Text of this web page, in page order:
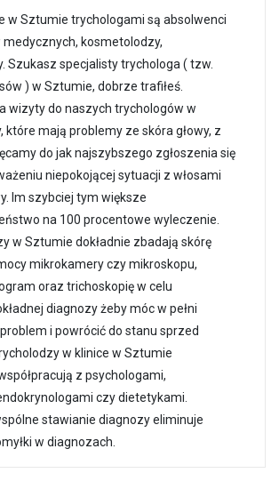
w Sztumie trychologami są absolwenci
kosmetolodzy,
Szukasz specjalisty trychologa ( tzw.
) w Sztumie, dobrze trafiłeś.
wizyty do naszych trychologów w
które mają problemy ze skóra głowy, z
do jak najszybszego zgłoszenia się
niepokojącej sytuacji z włosami
Im szybciej tym większe
na 100 procentowe wyleczenie.
w Sztumie dokładnie zbadają skórę
mikrokamery czy mikroskopu,
oraz trichoskopię w celu
diagnozy żeby móc w pełni
i powrócić do stanu sprzed
w klinice w Sztumie
z psychologami,
czy dietetykami.
stawianie diagnozy eliminuje
w diagnozach.